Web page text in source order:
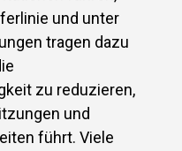
und unter
tragen dazu
zu reduzieren,
und
führt. Viele